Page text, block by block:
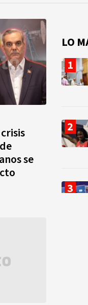
se
LO